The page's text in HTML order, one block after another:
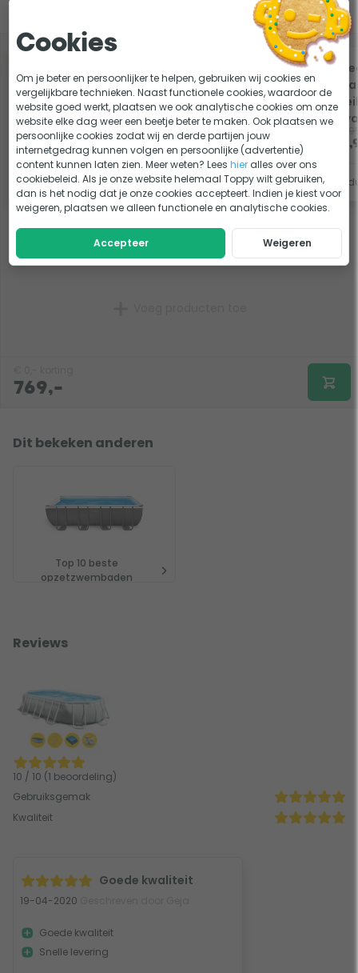
ondertegels - Grijs -
50 x 50 x 1 cm - 8 stuks
19,95
Op voorraad
Bekijk product Bekijk
1x Intex Prism Frame zwembad - 610 x 305 x 122 cm
- met filterpomp en accessoires
769,-
Dit bekeken anderen
Top 10 beste
opzetzwembaden
Reviews
10 / 10 (1 beoordeling)
Gebruiksgemak
Kwaliteit
Goede kwaliteit
19-04-2020
Goede kwaliteit
Snelle levering
Cookies
Om je beter en persoonlijker te helpen, gebruiken wij cookies en
vergelijkbare technieken. Naast functionele cookies, waardoor de
website goed werkt, plaatsen we ook analytische cookies om onze
website elke dag weer een beetje beter te maken. Ook plaatsen we
persoonlijke cookies zodat wij en derde partijen jouw
internetgedrag kunnen volgen en persoonlijke (advertentie)
content kunnen laten zien. Meer weten? Leeshier alles over ons
cookiebeleid. Als je onze website helemaal Toppy wilt gebruiken,
dan is het nodig dat je onze cookies accepteert. Indien je kiest voor
weigeren, plaatsen we alleen functionele en analytische cookies.
Accepteer Weigeren